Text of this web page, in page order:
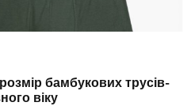
бамбукових трусів-
віку